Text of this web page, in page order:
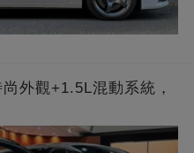
外觀+1.5L混動系統，